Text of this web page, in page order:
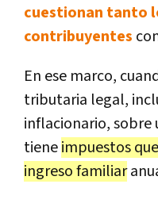
cuestionan tanto
contribuyentes
En ese marco,
tributaria legal,
inflacionario, sobre
tieneimpuestos
ingreso familiar